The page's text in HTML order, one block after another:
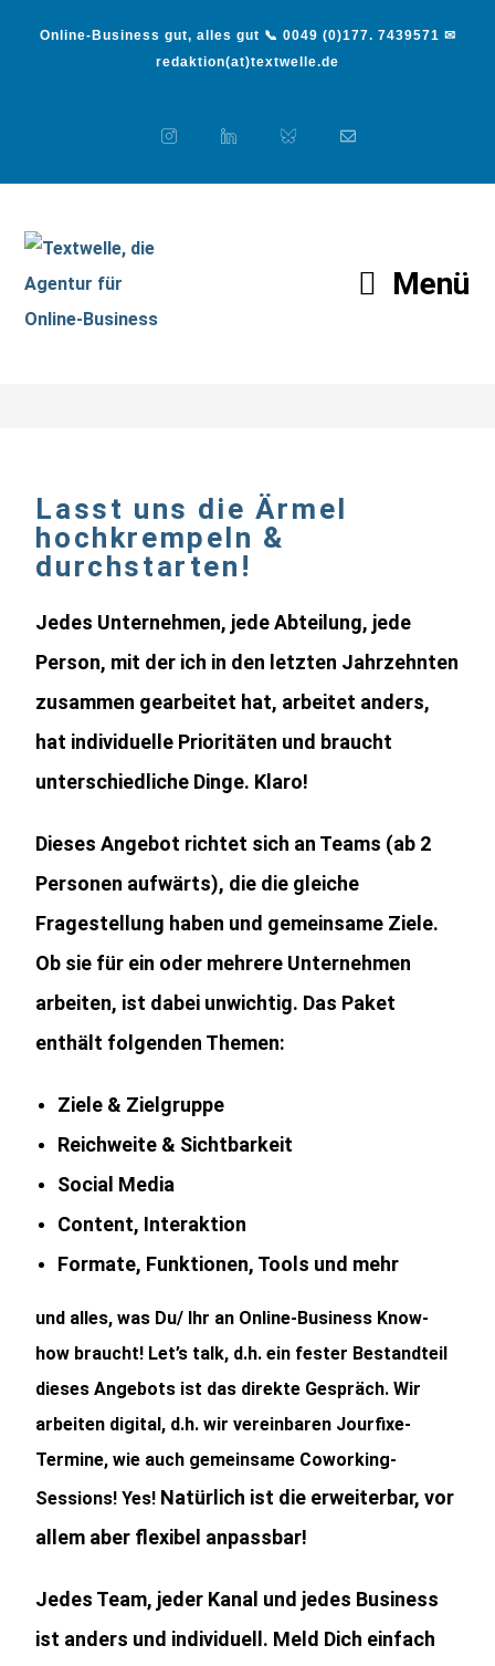
Online-Business gut, alles gut 📞 0049 (0)177. 7439571 ✉
redaktion(at)textwelle.de
Menü
Team-Angebot
Lasst uns die Ärmel
hochkrempeln &
durchstarten!
Jedes Unternehmen, jede Abteilung, jede
Person, mit der ich in den letzten Jahrzehnten
zusammen gearbeitet hat, arbeitet anders,
hat individuelle Prioritäten und braucht
unterschiedliche Dinge. Klaro!
Dieses Angebot richtet sich an Teams (ab 2
Personen aufwärts), die die gleiche
Fragestellung haben und gemeinsame Ziele.
Ob sie für ein oder mehrere Unternehmen
arbeiten, ist dabei unwichtig. Das Paket
enthält folgenden Themen:
Ziele & Zielgruppe
Reichweite & Sichtbarkeit
Social Media
Content, Interaktion
Formate, Funktionen, Tools und mehr
und alles, was Du/ Ihr an Online-Business Know-
how braucht! Let’s talk, d.h. ein fester Bestandteil
dieses Angebots ist das direkte Gespräch. Wir
arbeiten digital, d.h. wir vereinbaren Jourfixe-
Termine, wie auch gemeinsame Coworking-
Sessions! Yes! Natürlich ist die erweiterbar, vor
allem aber flexibel anpassbar!
Jedes Team, jeder Kanal und jedes Business
ist anders und individuell. Meld Dich einfach